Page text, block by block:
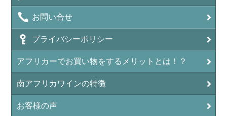
お問い合せ
プライバシーポリシー
アフリカーでお買い物をするメリットとは！？
南アフリカワインの特徴
お客様の声